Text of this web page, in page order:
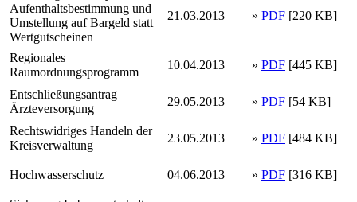
Aufenthaltsbestimmung und
Umstellung auf Bargeld statt
Wertgutscheinen
21.03.2013 » PDF [220 KB]
Regionales
Raumordnungsprogramm
10.04.2013 » PDF [445 KB]
Entschließungsantrag
Ärzteversorgung
29.05.2013 » PDF [54 KB]
Rechtswidriges Handeln der
Kreisverwaltung
23.05.2013 » PDF [484 KB]
Hochwasserschutz 04.06.2013 » PDF [316 KB]